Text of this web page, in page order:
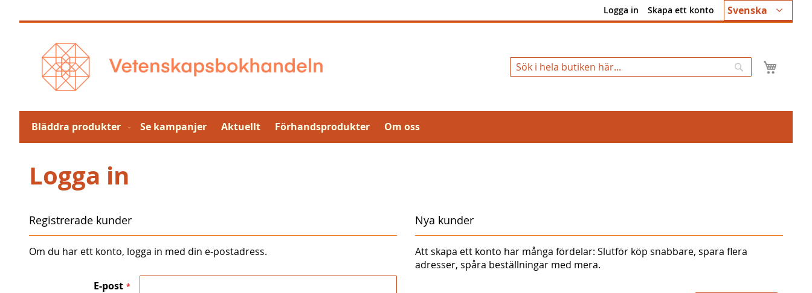
till
Språk
Svenska
Logga in Skapa ett konto
Sök
Bläddra produkter Se kampanjer Aktuellt Förhandsprodukter Om oss
Logga in
Registrerade kunder
Om du har ett konto, logga in med din e-postadress.
E-post
Nya kunder
Att skapa ett konto har många fördelar: Slutför köp snabbare, spara flera
adresser, spåra beställningar med mera.